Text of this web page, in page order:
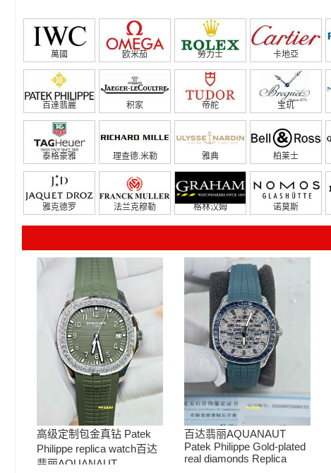
萬國 欧米茄 勞力士 卡地亞
百達翡麗 积家 帝舵 宝玑
泰格豪雅 理查德.米勒 雅典 柏莱士
雅克德罗 法兰克穆勒 格林汉姆 诺莫斯
高级定制包金真钻 Patek
Philippe replica watch百达
翡丽AQUANAUT
百达翡丽AQUANAUT
Patek Philippe Gold-plated
real diamonds Replica